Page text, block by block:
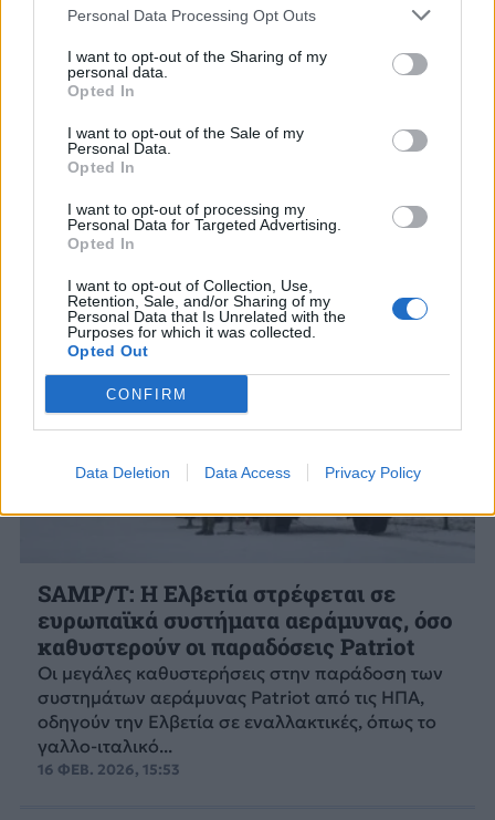
Personal Data Processing Opt Outs
I want to opt-out of the Sharing of my
personal data.
Opted In
I want to opt-out of the Sale of my
Personal Data.
Opted In
I want to opt-out of processing my
Personal Data for Targeted Advertising.
Opted In
I want to opt-out of Collection, Use,
Retention, Sale, and/or Sharing of my
Personal Data that Is Unrelated with the
Purposes for which it was collected.
Opted Out
CONFIRM
Data Deletion Data Access Privacy Policy
F-35: Η Ελβετία θα αγοράσει έξι
λιγότερα stealth μαχητικά, λόγω
αύξησης στο κόστος
Η Ελβετία θα αγοράσει περίπου 30 stealth
μαχητικά F-35, έξι λιγότερα από ό,τι είχε αρχικά
προβλεφθεί, λόγω αυξήσεων στο κόστος...
SAMP/T: Η Ελβετία στρέφεται σε
ευρωπαϊκά συστήματα αεράμυνας, όσο
καθυστερούν οι παραδόσεις Patriot
Οι μεγάλες καθυστερήσεις στην παράδοση των
συστημάτων αεράμυνας Patriot από τις ΗΠΑ,
οδηγούν την Ελβετία σε εναλλακτικές, όπως το
γαλλο-ιταλικό...
16 ΦΕΒ. 2026, 15:53